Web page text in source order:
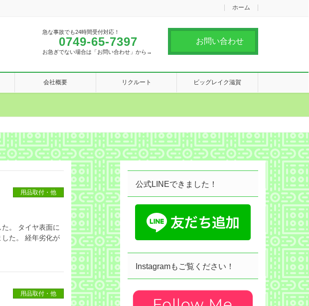
ホーム
急な事故でも24時間受付対応！
0749-65-7397
お急ぎでない場合は「お問い合わせ」から→
お問い合わせ
会社概要 リクルート ビッグレイク滋賀
用品取付・他
。 タイヤ表面に
た。 経年劣化が
用品取付・他
公式LINEできました！
Instagramもご覧ください！